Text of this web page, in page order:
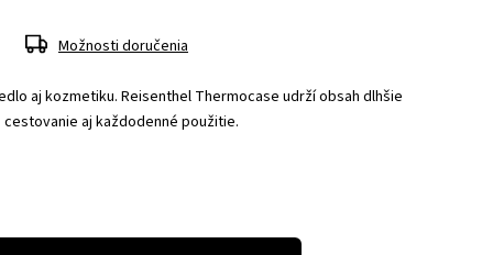
aj kozmetiku. Reisenthel Thermocase udrží obsah dlhšie
aj každodenné použitie.
Možnosti doručenia